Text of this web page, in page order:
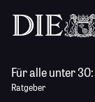
Für alle unter 30:
Ratgeber